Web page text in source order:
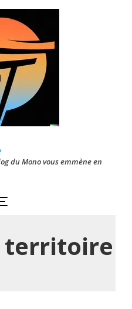
du Mono vous emmène en
territoire